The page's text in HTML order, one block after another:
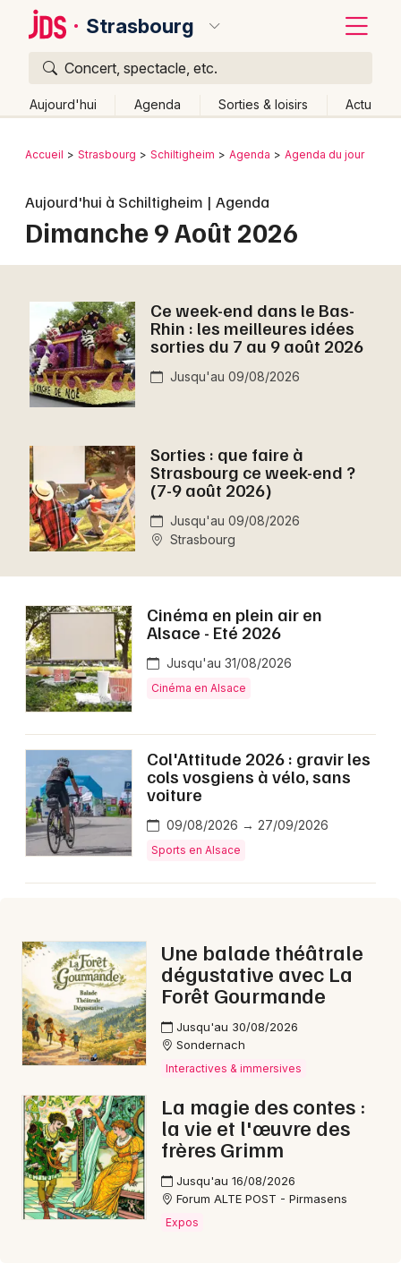
Strasbourg
Concert, spectacle, etc.
Aujourd'hui Agenda Sorties & loisirs Actu
Publier un événement
Grands événements
Activité & Expérience
Manifestations
Foires & salons
Concerts
Sports
Sorties famille
Expos
Sorties & loisirs
Aujourd'hui dans le Bas-Rhin
Aujourd'hui en Alsace
Aujourd'hui dans le Grand Est
Newsletter des sorties
Artistes en tournée
Actus à Strasbourg
Magazine à Strasbourg
Actus tourisme & loisirs
Restaurants
Colmar
Lille
Lyon
Marseille
Mulhouse
Montpellier
Nantes
Nice
Paris
Strasbourg
Toutes les villes
Retour
Accueil Strasbourg Schiltigheim Agenda Agenda du jour
Aujourd'hui à Schiltigheim | Agenda
Dimanche 9 Août 2026
Ce week-end dans le Bas-
Rhin : les meilleures idées
sorties du 7 au 9 août 2026
Jusqu'au 09/08/2026
Sorties : que faire à
Strasbourg ce week-end ?
(7-9 août 2026)
Jusqu'au 09/08/2026
Strasbourg
Cinéma en plein air en
Alsace - Eté 2026
Jusqu'au 31/08/2026
Cinéma en Alsace
Col'Attitude 2026 : gravir les
cols vosgiens à vélo, sans
voiture
09/08/2026 → 27/09/2026
Sports en Alsace
Une balade théâtrale
dégustative avec La
Forêt Gourmande
Jusqu'au 30/08/2026
Sondernach
Interactives & immersives
La magie des contes :
la vie et l'œuvre des
frères Grimm
Jusqu'au 16/08/2026
Forum ALTE POST - Pirmasens
Expos
Quoi ?
Où ?
Partout
Près de moi Changer de lieu
Quand ?
Effacer les dates
Aujourd'hui
Demain Ce week-end Autre